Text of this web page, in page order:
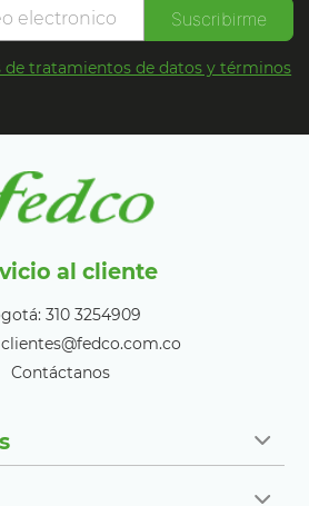
Suscribirme
de tratamientos de datos y términos
al cliente
310 3254909
Contáctanos